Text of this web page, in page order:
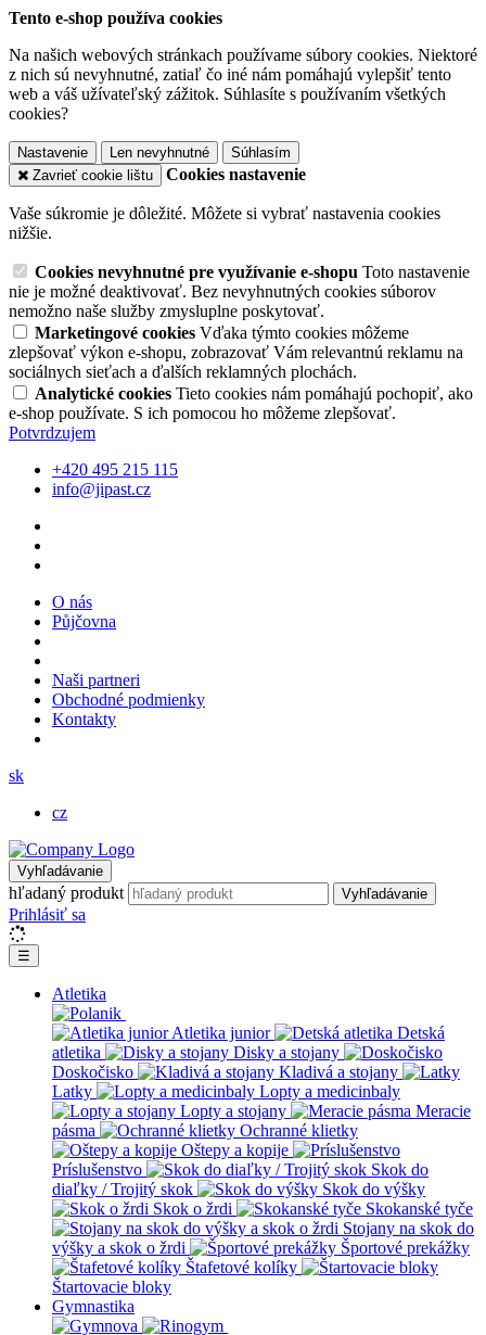
Tento e-shop používa cookies
Na našich webových stránkach používame súbory cookies. Niektoré
z nich sú nevyhnutné, zatiaľ čo iné nám pomáhajú vylepšiť tento
web a váš užívateľský zážitok. Súhlasíte s používaním všetkých
cookies?
Nastavenie Len nevyhnutné
Súhlasím
Zavrieť cookie lištu
Cookies nastavenie
Vaše súkromie je dôležité. Môžete si vybrať nastavenia cookies
nižšie.
Cookies nevyhnutné pre využívanie e-shopu Toto nastavenie
nie je možné deaktivovať. Bez nevyhnutných cookies súborov
nemožno naše služby zmysluplne poskytovať.
Marketingové cookies Vďaka týmto cookies môžeme
zlepšovať výkon e-shopu, zobrazovať Vám relevantnú reklamu na
sociálnych sieťach a ďalších reklamných plochách.
Analytické cookies Tieto cookies nám pomáhajú pochopiť, ako
e-shop používate. S ich pomocou ho môžeme zlepšovať.
Potvrdzujem
+420 495 215 115
info@jipast.cz
O nás
Půjčovna
Naši partneri
Obchodné podmienky
Kontakty
sk
cz
Vyhľadávanie
hľadaný produkt Vyhľadávanie
Prihlásiť sa
☰
Atletika
Atletika junior
Detská
atletika
Disky a stojany
Doskočisko
Kladivá a stojany
Latky
Lopty a medicinbaly
Lopty a stojany
Meracie
pásma
Ochranné klietky
Oštepy a kopije
Príslušenstvo
Skok do
diaľky / Trojitý skok
Skok do výšky
Skok o žrdi
Skokanské tyče
Stojany na skok do
výšky a skok o žrdi
Športové prekážky
Štafetové kolíky
Štartovacie bloky
Gymnastika